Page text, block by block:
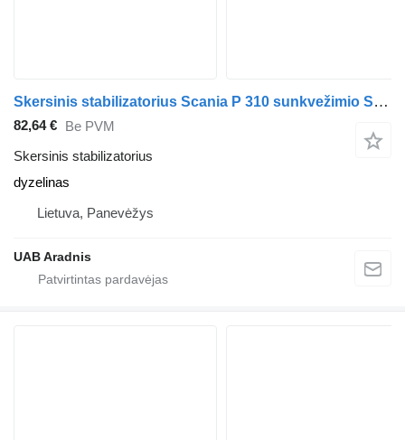
Skersinis stabilizatorius Scania P 310 sunkvežimio Scania P,G,R,T - series
82,64 € Be PVM
Skersinis stabilizatorius
dyzelinas
Lietuva, Panevėžys
UAB Aradnis